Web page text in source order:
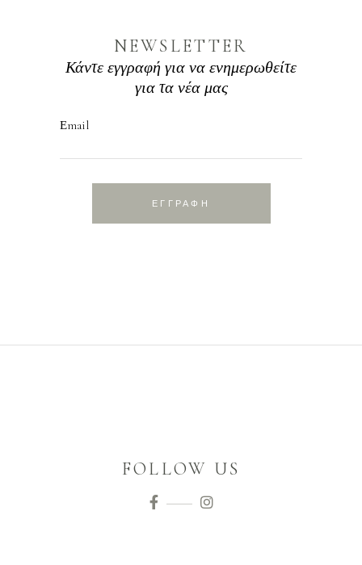
NEWSLETTER
Κάντε εγγραφή για να ενημερωθείτε
για τα νέα μας
Εmail
ΕΓΓΡΑΦΗ
FOLLOW US